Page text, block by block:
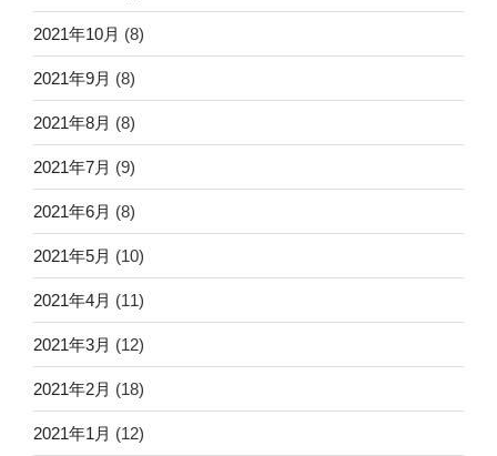
2021年10月 (8)
2021年9月 (8)
2021年8月 (8)
2021年7月 (9)
2021年6月 (8)
2021年5月 (10)
2021年4月 (11)
2021年3月 (12)
2021年2月 (18)
2021年1月 (12)